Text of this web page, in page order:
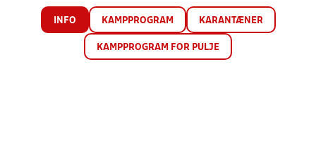
INFO KAMPPROGRAM KARANTÆNER
KAMPPROGRAM FOR PULJE